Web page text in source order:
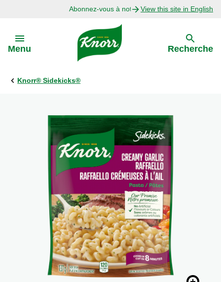
Abonnez-vous à notre infolettreView this site in English
Menu
Précédent
Recettes avec Bouillon
Recettes par Ingrédient
Recettes par Occasion
Recettes par Type de Plat
Recherche
Knorr® Sidekicks®